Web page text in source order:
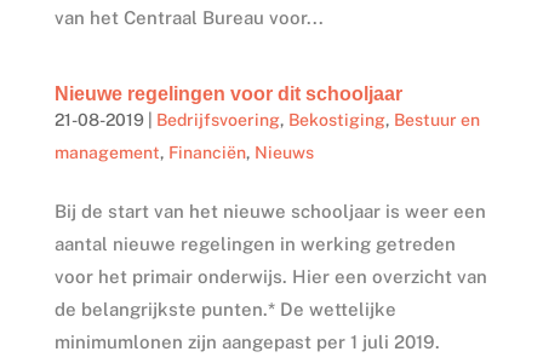
van het Centraal Bureau voor...
Nieuwe regelingen voor dit schooljaar
21-08-2019| Bedrijfsvoering, Bekostiging, Bestuur en
management, Financiën, Nieuws
Bij de start van het nieuwe schooljaar is weer een
aantal nieuwe regelingen in werking getreden
voor het primair onderwijs. Hier een overzicht van
de belangrijkste punten.* De wettelijke
minimumlonen zijn aangepast per 1 juli 2019.